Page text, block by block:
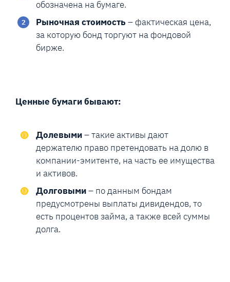
обозначена на бумаге.
Рыночная стоимость – фактическая цена,
за которую бонд торгуют на фондовой
бирже.
Ценные бумаги бывают:
Долевыми– такие активы дают
держателю право претендовать на долю в
компании-эмитенте, на часть ее имущества
и активов.
Долговыми– по данным бондам
предусмотрены выплаты дивидендов, то
есть процентов займа, а также всей суммы
долга.